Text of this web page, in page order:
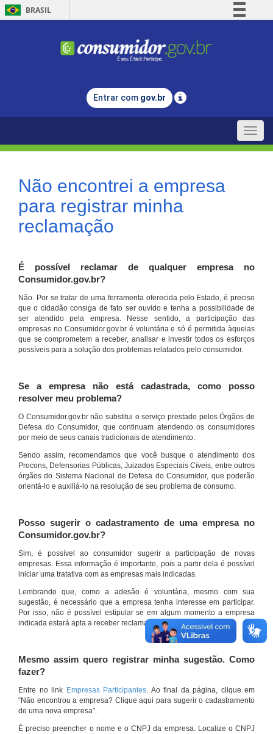
BRASIL
Comunica BR
Legislação
Entrar com gov.br
Toggle
Não encontrei a empresa
para registrar minha
reclamação
É possível reclamar de qualquer empresa no
Consumidor.gov.br?
Não. Por se tratar de uma ferramenta oferecida pelo Estado, é preciso
que o cidadão consiga de fato ser ouvido e tenha a possibilidade de
ser atendido pela empresa. Nesse sentido, a participação das
empresas no Consumidor.gov.br é voluntária e só é permitida àquelas
que se comprometem a receber, analisar e investir todos os esforços
possíveis para a solução dos problemas relatados pelo consumidor.
Se a empresa não está cadastrada, como posso
resolver meu problema?
O Consumidor.gov.br não substitui o serviço prestado pelos Órgãos de
Defesa do Consumidor, que continuam atendendo os consumidores
por meio de seus canais tradicionais de atendimento.
Sendo assim, recomendamos que você busque o atendimento dos
Procons, Defensorias Públicas, Juizados Especiais Cíveis, entre outros
órgãos do Sistema Nacional de Defesa do Consumidor, que poderão
orientá-lo e auxiliá-lo na resolução de seu problema de consumo.
Posso sugerir o cadastramento de uma empresa no
Consumidor.gov.br?
Sim, é possível ao consumidor sugerir a participação de novas
empresas. Essa informação é importante, pois a partir dela é possível
iniciar uma tratativa com as empresas mais indicadas.
Lembrando que, como a adesão é voluntária, mesmo com sua
sugestão, é necessário que a empresa tenha interesse em participar.
Por isso, não é possível estipular se em algum momento a empresa
indicada estará apta a receber reclamações por meio do site.
Mesmo assim quero registrar minha sugestão. Como
fazer?
Entre no link Empresas Participantes. Ao final da página, clique em
“Não encontrou a empresa? Clique aqui para sugerir o cadastramento
de uma nova empresa”.
É preciso preencher o nome e o CNPJ da empresa. Localize o CNPJ